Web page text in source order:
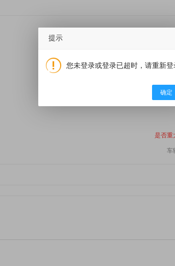
是否重
车
提示
您未登录或登录已超时，请重新登
确定